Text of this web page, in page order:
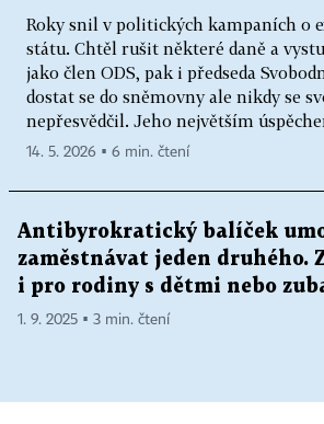
Roky snil v politických kampaních o
státu. Chtěl rušit některé daně a
jako člen ODS, pak i předseda
dostat se do sněmovny ale nikdy se
nepřesvědčil. Jeho největším
14. 5. 2026 ▪ 6 min. čtení
Antibyrokratický balíček
zaměstnávat jeden druhého.
i pro rodiny s dětmi nebo
1. 9. 2025 ▪ 3 min. čtení